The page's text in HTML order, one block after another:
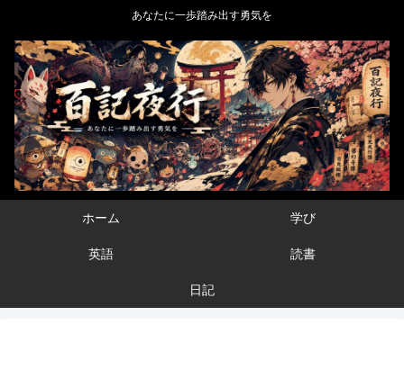
あなたに一歩踏み出す勇気を
ホーム 学び
英語 読書
日記